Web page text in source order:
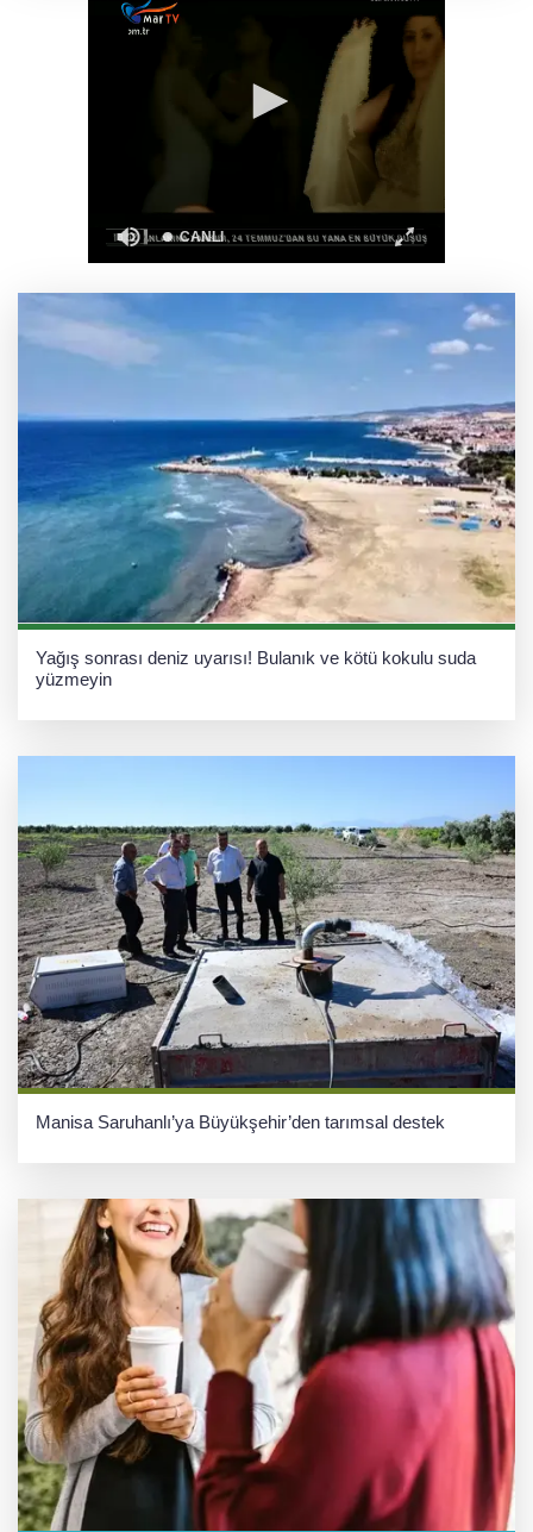
Gürsel Tekin’den 'tutarlılık' mesajı... Tarihi
meselelerde pusula net olmalı
Bakan Göktaş: Terörsüz Türkiye tarihi bir
Yapay zekada onlarca uygulamanın yerini tek
asistan alabilir
Yağış sonrası deniz uyarısı! Bulanık ve kötü kokulu suda
yüzmeyin
Manisa Saruhanlı’ya Büyükşehir’den tarımsal destek